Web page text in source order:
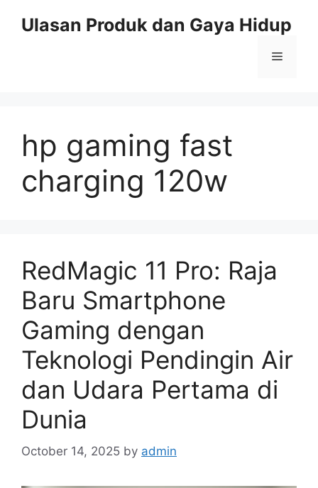
Ulasan Produk dan Gaya Hidup
Menu
hp gaming fast
charging 120w
RedMagic 11 Pro: Raja
Baru Smartphone
Gaming dengan
Teknologi Pendingin Air
dan Udara Pertama di
Dunia
October 14, 2025 by admin